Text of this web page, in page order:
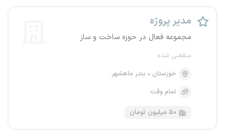
مدیر پروژه
مجموعه فعال در حوزه ساخت و ساز
منقضی شده
خوزستان
بندر ماهشهر
تمام وقت
۵۰ میلیون تومان